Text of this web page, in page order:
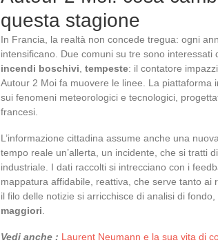
questa stagione
In Francia, la realtà non concede tregua: ogni
intensificano. Due comuni su tre sono interessati
incendi boschivi tempeste: il contatore
Autour 2 Moi fa muovere le linee. La piattaforma
sui fenomeni meteorologici e tecnologici,
francesi.
L’informazione cittadina assume anche una
tempo reale un’allerta, un incidente, che si tratti
industriale. I dati raccolti si intrecciano con i
mappatura affidabile, reattiva, che serve tanto ai
il filo delle notizie si arricchisce di analisi di
maggiori
Vedi anche : Laurent Neumann e la sua vita di